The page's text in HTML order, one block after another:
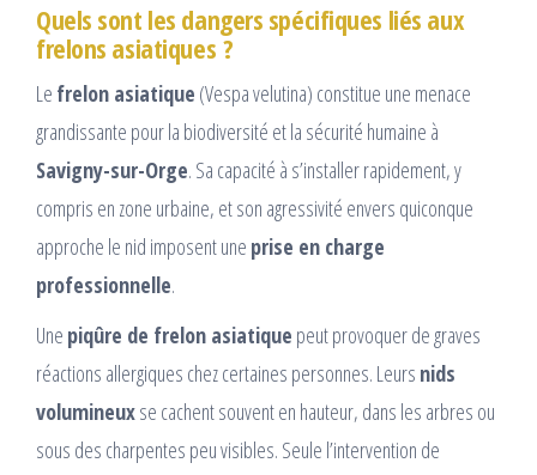
Quels sont les dangers spécifiques liés aux
frelons asiatiques ?
Le frelon asiatique (Vespa velutina) constitue une menace
grandissante pour la biodiversité et la sécurité humaine à
Savigny-sur-Orge. Sa capacité à s’installer rapidement, y
compris en zone urbaine, et son agressivité envers quiconque
approche le nid imposent une prise en charge
professionnelle.
Une piqûre de frelon asiatique peut provoquer de graves
réactions allergiques chez certaines personnes. Leurs nids
volumineuxse cachent souvent en hauteur, dans les arbres ou
sous des charpentes peu visibles. Seule l’intervention de